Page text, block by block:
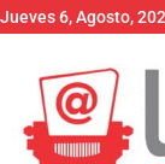
Jueves 6, Agosto,